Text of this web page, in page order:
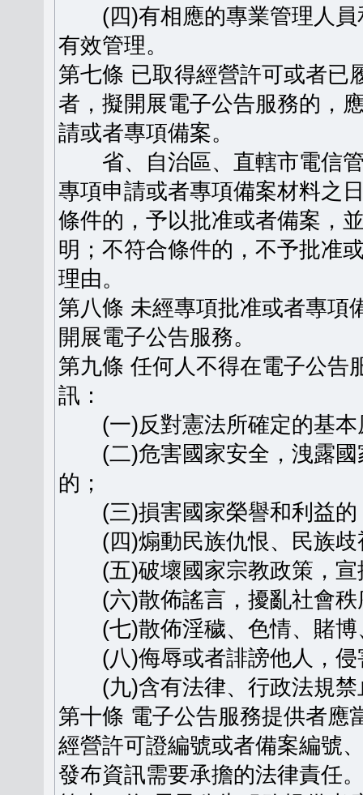
(四)有相應的專業管理人員
有效管理。
第七條 已取得經營許可或者已
者，擬開展電子公告服務的，
請或者專項備案。
省、自治區、直轄市電信管
專項申請或者專項備案材料之
條件的，予以批准或者備案，
明；不符合條件的，不予批准
理由。
第八條 未經專項批准或者專項
開展電子公告服務。
第九條 任何人不得在電子公告
訊：
(一)反對憲法所確定的基本
(二)危害國家安全，洩露國
的；
(三)損害國家榮譽和利益的
(四)煽動民族仇恨、民族歧
(五)破壞國家宗教政策，宣
(六)散佈謠言，擾亂社會秩
(七)散佈淫穢、色情、賭博
(八)侮辱或者誹謗他人，侵
(九)含有法律、行政法規禁
第十條 電子公告服務提供者應
經營許可證編號或者備案編號
發布資訊需要承擔的法律責任